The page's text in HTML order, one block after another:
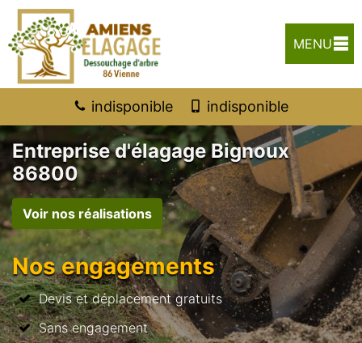
MENU
indisponible indisponible
Entreprise d'élagage Bignoux
86800
Voir nos réalisations
Nos engagements
Devis et déplacement gratuits
Sans engagement